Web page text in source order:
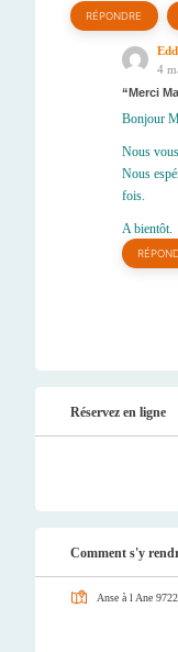
RÉPONDRE
4
Merci
Bonjour
Nous
Nous
fois.
A bientôt.
Réservez en ligne
Comment s'y
Anse à l Ane